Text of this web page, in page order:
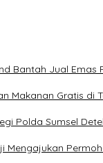
Bantah Jual Emas
Makanan Gratis di
Polda Sumsel
Mengajukan